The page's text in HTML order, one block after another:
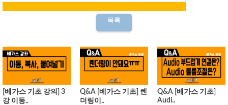
목록
[베가스 기초 강의] 3
강 이동..
Q&A [베가스 기초] 렌
더링이..
Q&A [베가스 기초]
Audi..